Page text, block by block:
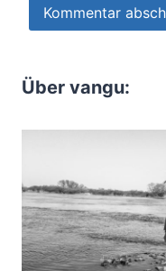
Über vangu: